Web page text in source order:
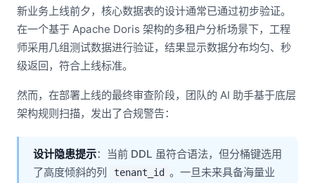
新业务上线前夕，核心数据表的设计通常已通过初步验证。
在一个基于 Apache Doris 架构的多租户分析场景下，工程
师采用几组测试数据进行验证，结果显示数据分布均匀、秒
级返回，符合上线标准。
然而，在部署上线的最终审查阶段，团队的 AI 助手基于底层
架构规则扫描，发出了合规警告：
设计隐患提示：当前 DDL 虽符合语法，但分桶键选用
了高度倾斜的列
tenant_id 。一旦未来具备海量业